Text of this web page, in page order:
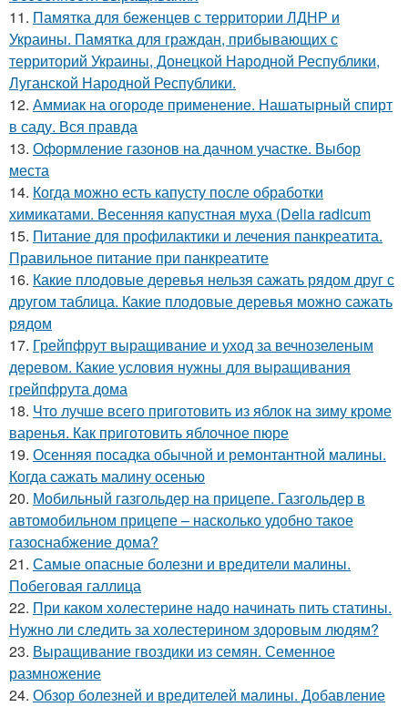
11. Памятка для беженцев с территории ЛДНР и
Украины. Памятка для граждан, прибывающих с
территорий Украины, Донецкой Народной Республики,
Луганской Народной Республики.
12. Аммиак на огороде применение. Нашатырный спирт
в саду. Вся правда
13. Оформление газонов на дачном участке. Выбор
места
14. Когда можно есть капусту после обработки
химикатами. Весенняя капустная муха (Delia radicum
15. Питание для профилактики и лечения панкреатита.
Правильное питание при панкреатите
16. Какие плодовые деревья нельзя сажать рядом друг с
другом таблица. Какие плодовые деревья можно сажать
рядом
17. Грейпфрут выращивание и уход за вечнозеленым
деревом. Какие условия нужны для выращивания
грейпфрута дома
18. Что лучше всего приготовить из яблок на зиму кроме
варенья. Как приготовить яблочное пюре
19. Осенняя посадка обычной и ремонтантной малины.
Когда сажать малину осенью
20. Мобильный газгольдер на прицепе. Газгольдер в
автомобильном прицепе – насколько удобно такое
газоснабжение дома?
21. Самые опасные болезни и вредители малины.
Побеговая галлица
22. При каком холестерине надо начинать пить статины.
Нужно ли следить за холестерином здоровым людям?
23. Выращивание гвоздики из семян. Семенное
размножение
24. Обзор болезней и вредителей малины. Добавление